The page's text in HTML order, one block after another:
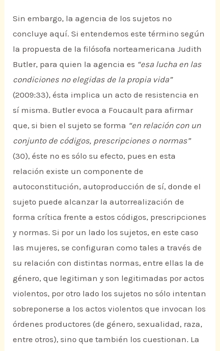
Sin embargo, la agencia de los sujetos no
concluye aquí. Si entendemos este término según
la propuesta de la filósofa norteamericana Judith
Butler, para quien la agencia es “esa lucha en las
condiciones no elegidas de la propia vida”
(2009:33), ésta implica un acto de resistencia en
sí misma. Butler evoca a Foucault para afirmar
que, si bien el sujeto se forma “en relación con un
conjunto de códigos, prescripciones o normas”
(30), éste no es sólo su efecto, pues en esta
relación existe un componente de
autoconstitución, autoproducción de sí, donde el
sujeto puede alcanzar la autorrealización de
forma crítica frente a estos códigos, prescripciones
y normas. Si por un lado los sujetos, en este caso
las mujeres, se configuran como tales a través de
su relación con distintas normas, entre ellas la de
género, que legitiman y son legitimadas por actos
violentos, por otro lado los sujetos no sólo intentan
sobreponerse a los actos violentos que invocan los
órdenes productores (de género, sexualidad, raza,
entre otros), sino que también los cuestionan. La